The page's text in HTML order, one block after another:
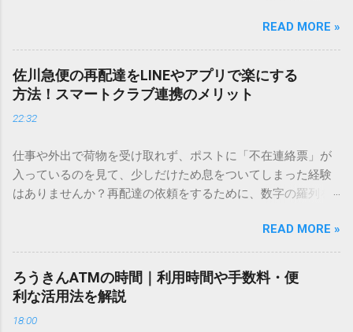
てしまいますよね。多くの人が「IMEパッド（手書き入力）」
を使いますが、実はマウスで一画ずつ書くのは非効率です
し、似た漢字が多すぎて結局見つからないことも少なくあり
ません。 そこで今回は、IMEパッドを使わずに、特定のコー
ドを打ち込むだけで一瞬で旧字や外字、特殊記号を呼び出す
「文字コード入力」のテクニックを詳しく解説します。 この
必要はありません。 1. なぜ「変換」しても旧字・外字が出て
こないのか？ そもそも、なぜ普通の変換で出てこない漢字が
あるのでしょうか。その理由は、パソコンが文字を認識する
は、JIS規格（日本産業規格）によって「第1水準」「第2水
準」といった形で整理されています。しかし、人名や地名に
使われる非常に古い漢字（旧字）や、特定の組織だけで作ら
れた「外字」は、この一般的な変換リストに含まれていない
READ MORE »
佐川急便の再配達をLINEやアプリで楽にする
方法！スマートクラブ連携のメリット
22:32
仕事や外出で荷物を受け取れず、ポストに「不在連絡票」が
入っているのを見て、少しだけため息をついてしまった経験
はありませんか？再配達の依頼をするために、数字の羅列を
ことに申し訳なさを感じたりすることもあるかもしれませ
ん。 「もっとスムーズに、自分のタイミングで受け取りた
い」 「わざわざ電話をかけずに、スマホ一つで完結させた
い」 そんな願いを叶えてくれるのが、佐川急便の会員制サー
ビス「スマートクラブ」と、LINEや公式アプリの連携です。
これらを活用するだけで、再配達のストレスは驚くほど軽く
READ MORE »
ろうきんATMの時間｜利用時間や手数料・便
利な活用法を解説
18:00